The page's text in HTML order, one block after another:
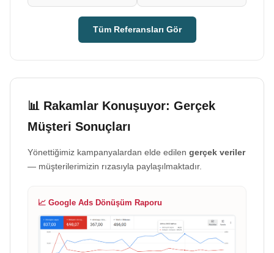
Tüm Referansları Gör
📊 Rakamlar Konuşuyor: Gerçek
Müşteri Sonuçları
Yönettiğimiz kampanyalardan elde edilen gerçek veriler
— müşterilerimizin rızasıyla paylaşılmaktadır.
📈 Google Ads Dönüşüm Raporu